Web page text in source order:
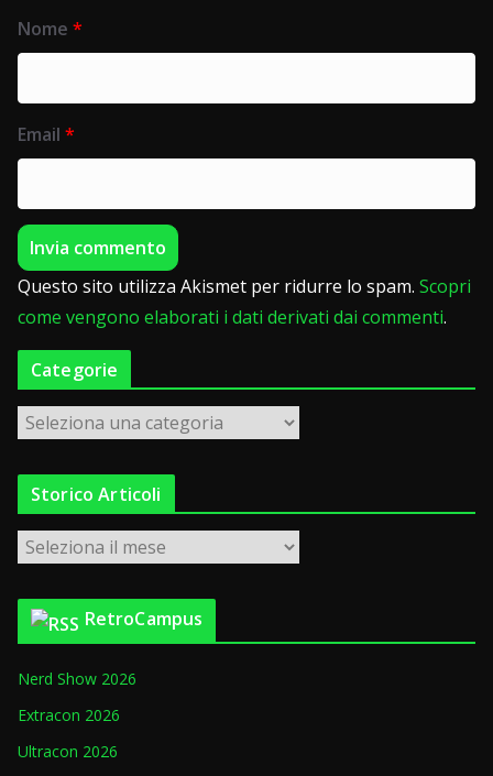
Nome *
Email *
Questo sito utilizza Akismet per ridurre lo spam. Scopri
come vengono elaborati i dati derivati dai commenti.
Categorie
a
t
g
e
Storico Articoli
t
o
c
o
r
RetroCampus
Nerd Show 2026
Extracon 2026
Ultracon 2026